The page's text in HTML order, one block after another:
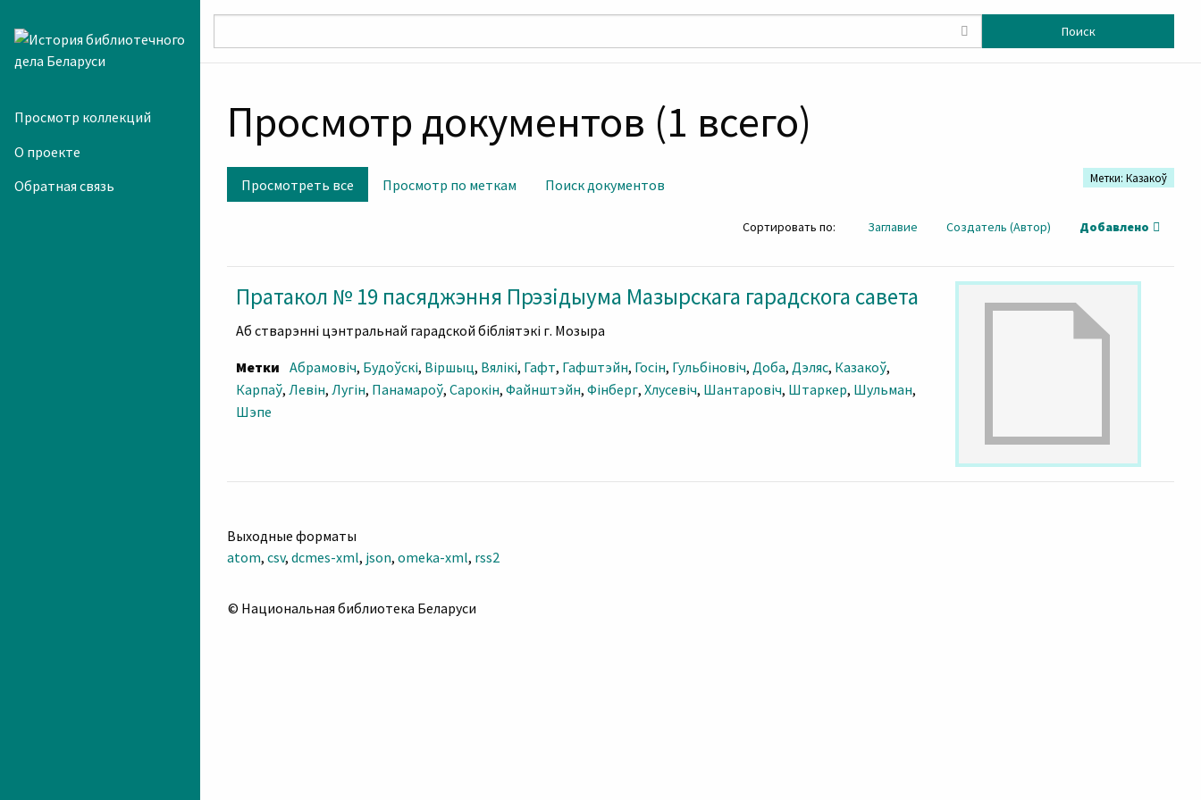
Просмотр коллекций
О проекте
Обратная связь
Поиск
Просмотр документов (1 всего)
Просмотреть все Просмотр по меткам Поиск документов Метки: Казакоў
Сортировать по: Заглавие Создатель (Автор) Добавлено
Пратакол № 19 пасяджэння Прэзідыума Мазырскага гарадскога савета
Аб стварэнні цэнтральнай гарадской бібліятэкі г. Мозыра
Метки Абрамовіч, Будоўскі, Віршыц, Вялікі, Гафт, Гафштэйн, Госін, Гульбіновіч,Доба,Дэляс, Казакоў,
Карпаў,Левін,Лугін, Панамароў,Сарокін,Файнштэйн,Фінберг,Хлусевіч, Шантаровіч, Штаркер, Шульман,
Шэпе
Выходные форматы
atom,csv,dcmes-xml, json,omeka-xml, rss2
© Национальная библиотека Беларуси